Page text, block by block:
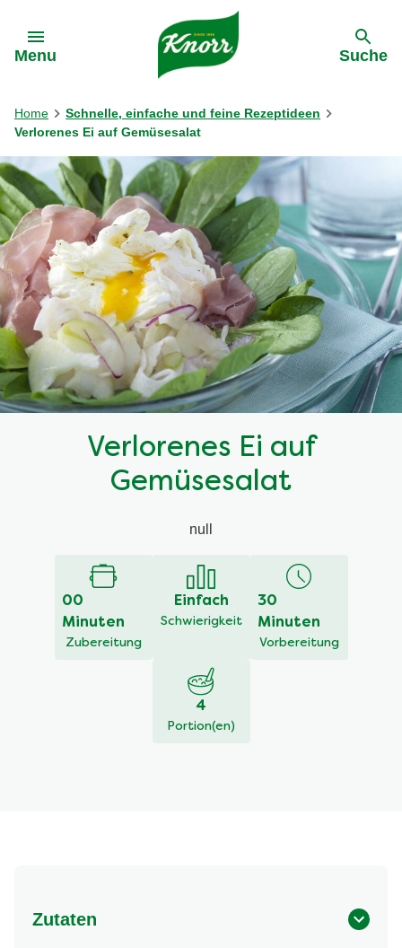
Menu Suche
Home
Schnelle, einfache und feine Rezeptideen
Verlorenes Ei auf Gemüsesalat
Verlorenes Ei auf
Gemüsesalat
null
00
Minuten
Zubereitung
Einfach
Schwierigkeit
30
Minuten
Vorbereitung
4
Portion(en)
Zutaten